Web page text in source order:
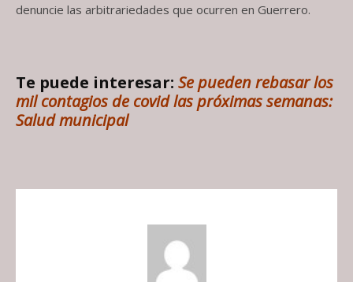
denuncie las arbitrariedades que ocurren en Guerrero.
Te puede interesar: Se pueden rebasar los
mil contagios de covid las próximas semanas:
Salud municipal